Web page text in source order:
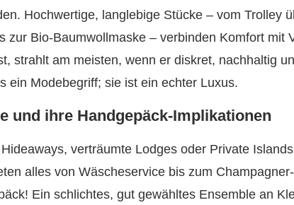
Hochwertige, langlebige Stücke – vom Trolley
zur Bio-Baumwollmaske – verbinden Komfort mit
strahlt am meisten, wenn er diskret, nachhaltig
ein Modebegriff; sie ist ein echter Luxus.
und ihre Handgepäck-Implikationen
verträumte Lodges oder Private
alles von Wäscheservice bis zum
Ein schlichtes, gut gewähltes Ensemble an